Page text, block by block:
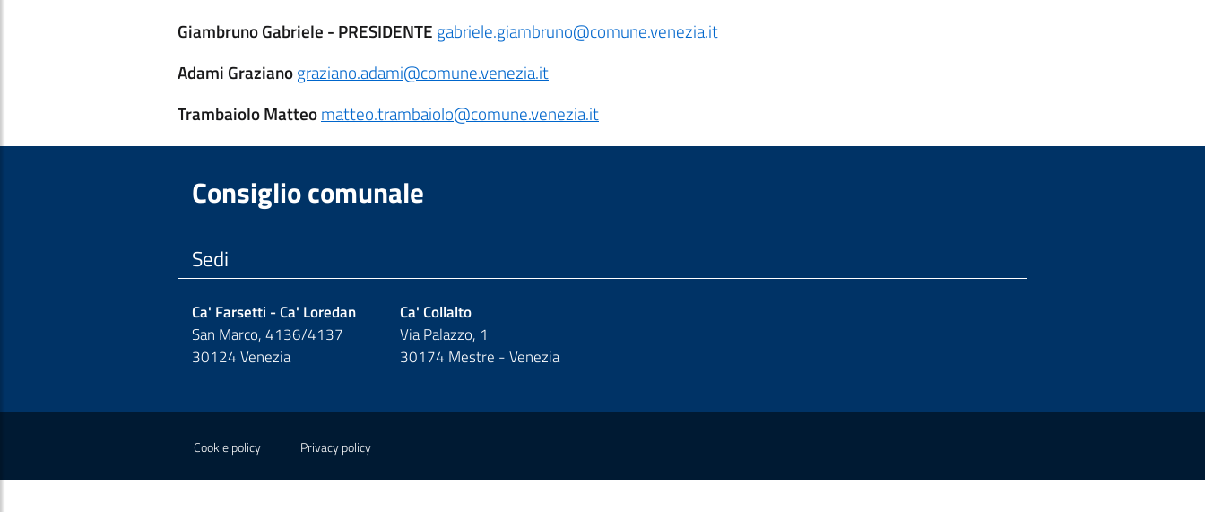
Giambruno Gabriele - PRESIDENTE gabriele.giambruno@comune.venezia.it
Adami Grazianograziano.adami@comune.venezia.it
Trambaiolo Matteomatteo.trambaiolo@comune.venezia.it
Consiglio comunale
Sedi
Ca' Farsetti - Ca' Loredan
San Marco, 4136/4137
30124 Venezia
Ca' Collalto
Via Palazzo, 1
30174 Mestre - Venezia
Cookie policy Privacy policy